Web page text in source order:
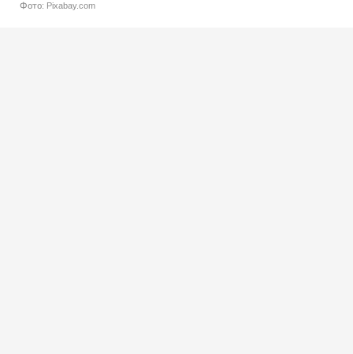
Фото: Pixabay.com